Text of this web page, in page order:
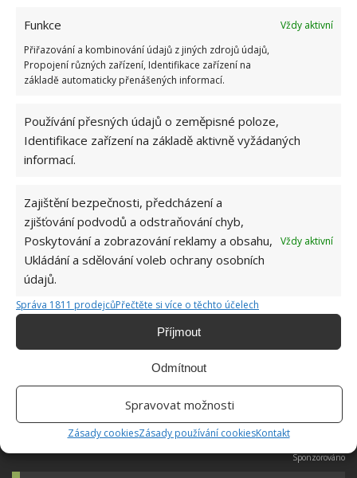
Funkce
Vždy aktivní
Přiřazování a kombinování údajů z jiných zdrojů údajů,
Propojení různých zařízení, Identifikace zařízení na
základě automaticky přenášených informací.
Používání přesných údajů o zeměpisné poloze,
Identifikace zařízení na základě aktivně vyžádaných
informací.
Zajištění bezpečnosti, předcházení a
zjišťování podvodů a odstraňování chyb,
Poskytování a zobrazování reklamy a obsahu,
Ukládání a sdělování voleb ochrany osobních
údajů.
Vždy aktivní
Správa 1811 prodejcůPřečtěte si více o těchto účelech
Příjmout
Odmítnout
Spravovat možnosti
Zásady cookiesZásady používání cookiesKontakt
KOMPOST LISTÍ
Absolvent České zemědělské
univerzity, který je již od malička
velkým kutilem. V podstatě vše, co je